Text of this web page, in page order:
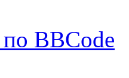
BBCode